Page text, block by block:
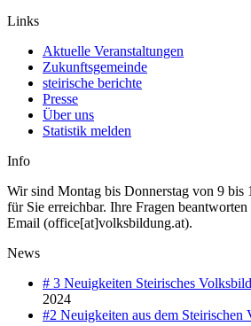
Links
Aktuelle Veranstaltungen
Zukunftsgemeinde
steirische berichte
Presse
Über uns
Statistik melden
Info
Wir sind Montag bis Donnerstag von 9 bis
für Sie erreichbar. Ihre Fragen
Email (office[at]volksbildung.at).
News
# 3 Neuigkeiten Steirisches
2024
#2 Neuigkeiten aus dem Steirischen